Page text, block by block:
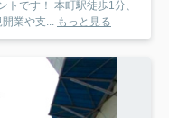
です！ 本町駅徒歩1分、
業や支... もっと見る